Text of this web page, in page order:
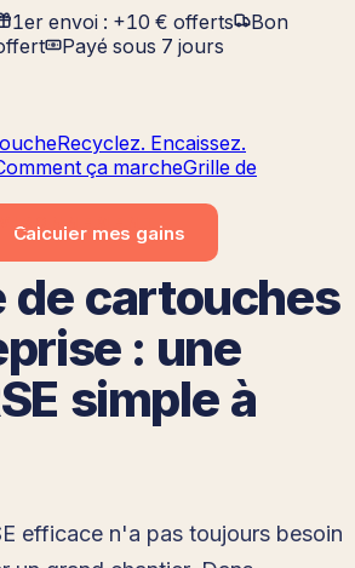
1er envoi : +10 € offerts
Bon
Payé sous 7 jours
Recyclez. Encaissez.
ça marcheGrille de
Calculermes gains
de cartouches
: une
simple à
efficace n'a pas toujours besoin